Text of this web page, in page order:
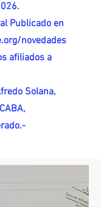
Publicado en
novedades
afiliados a
Solana,